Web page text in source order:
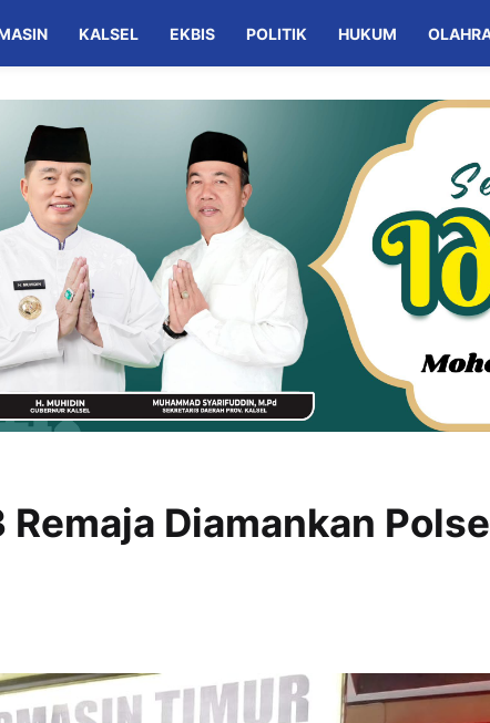
KALSEL EKBIS POLITIK HUKUM
Diamankan